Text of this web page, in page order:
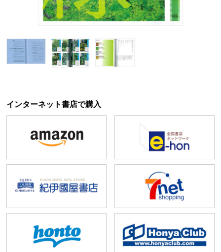
インターネット書店で購入